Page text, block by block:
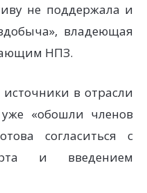
не поддержала и
владеющая
НПЗ.
в отрасли
«обошли членов
согласиться с
и введением